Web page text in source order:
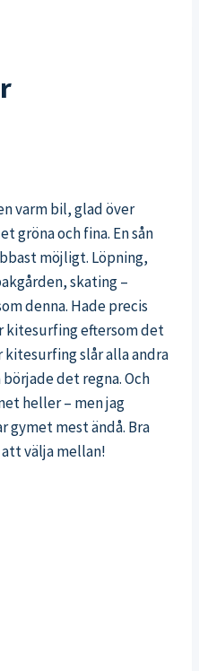
varm bil, glad över
gröna och fina. En sån
möjligt. Löpning,
skating –
denna. Hade precis
eftersom det
slår alla andra
det regna. Och
heller – men jag
gymet mest ändå. Bra
välja mellan!